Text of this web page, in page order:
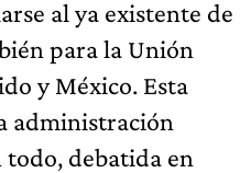
al ya existente de
para la Unión
y México. Esta
administración
todo, debatida en